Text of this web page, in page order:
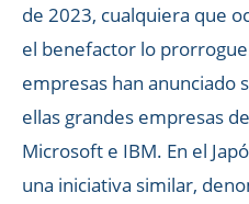
de 2023, cualquiera que
el benefactor lo
empresas han anunciado
ellas grandes empresas
Microsoft e IBM. En el
una iniciativa similar,